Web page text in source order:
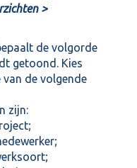
>
de volgorde
getoond. Kies
de volgende